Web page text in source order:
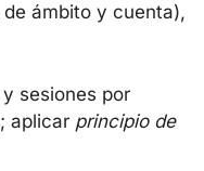
ámbito y cuenta),
sesiones por
aplicar principio de